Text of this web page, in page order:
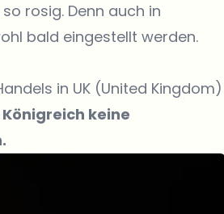
rosig. Denn auch in
bald eingestellt werden.
in UK (United Kingdom)
keine